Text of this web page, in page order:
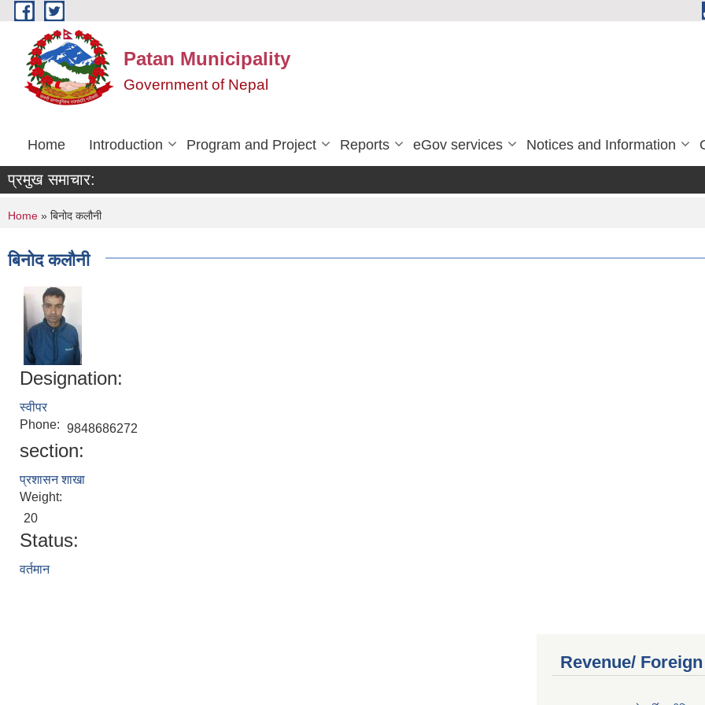
Skip to main content
Patan Municipality
Government of Nepal
Home Introduction Program and Project Reports eGov services Notices and Information
प्रमुख समाचार:
You are here
Home » बिनोद कलौनी
बिनोद कलौनी
Designation:
स्वीपर
Phone: 9848686272
section:
प्रशासन शाखा
Weight:
20
Status:
वर्तमान
Revenue/